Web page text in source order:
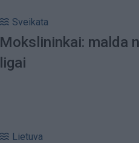
Sveikata
Mokslininkai: malda
ligai
Lietuva